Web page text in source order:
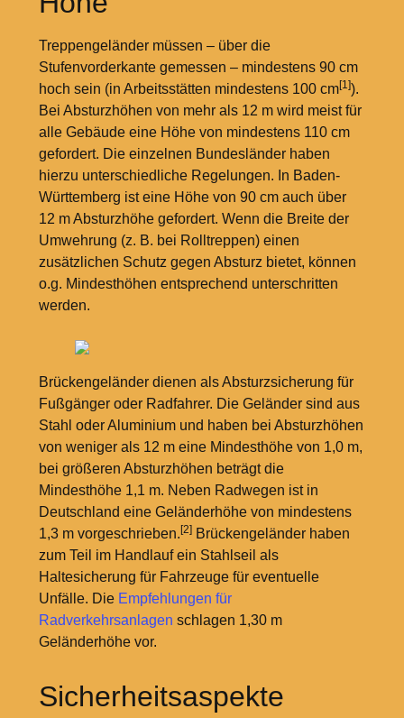
Treppengeländer müssen – über die
Stufenvorderkante gemessen – mindestens 90 cm
hoch sein (in Arbeitsstätten mindestens 100 cm[1]).
Bei Absturzhöhen von mehr als 12 m wird meist für
alle Gebäude eine Höhe von mindestens 110 cm
gefordert. Die einzelnen Bundesländer haben
hierzu unterschiedliche Regelungen. In Baden-
Württemberg ist eine Höhe von 90 cm auch über
12 m Absturzhöhe gefordert. Wenn die Breite der
Umwehrung (z. B. bei Rolltreppen) einen
zusätzlichen Schutz gegen Absturz bietet, können
o.g. Mindesthöhen entsprechend unterschritten
werden.
Brückengeländer dienen als Absturzsicherung für
Fußgänger oder Radfahrer. Die Geländer sind aus
Stahl oder Aluminium und haben bei Absturzhöhen
von weniger als 12 m eine Mindesthöhe von 1,0 m,
bei größeren Absturzhöhen beträgt die
Mindesthöhe 1,1 m. Neben Radwegen ist in
Deutschland eine Geländerhöhe von mindestens
1,3 m vorgeschrieben.[2]Brückengeländer haben
zum Teil im Handlauf ein Stahlseil als
Haltesicherung für Fahrzeuge für eventuelle
Unfälle. Die Empfehlungen für
Radverkehrsanlagen schlagen 1,30 m
Geländerhöhe vor.
Sicherheitsaspekte